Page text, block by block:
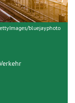
bluejayphoto